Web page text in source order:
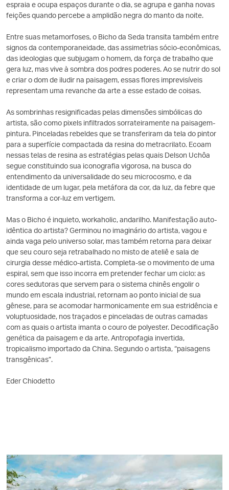
espraia e ocupa espaços durante o dia, se agrupa e ganha novas
feições quando percebe a amplidão negra do manto da noite.
Entre suas metamorfoses, o Bicho da Seda transita também entre
signos da contemporaneidade, das assimetrias sócio-econômicas,
das ideologias que subjugam o homem, da força de trabalho que
gera luz, mas vive à sombra dos podres poderes. Ao se nutrir do sol
e criar o dom de iludir na paisagem, essas flores imprevisíveis
representam uma revanche da arte a esse estado de coisas.
As sombrinhas resignificadas pelas dimensões simbólicas do
artista, são como pixels infiltrados sorrateiramente na paisagem-
pintura. Pinceladas rebeldes que se transferiram da tela do pintor
para a superfície compactada da resina do metracrilato. Ecoam
nessas telas de resina as estratégias pelas quais Delson Uchôa
segue constituindo sua iconografia vigorosa, na busca do
entendimento da universalidade do seu microcosmo, e da
identidade de um lugar, pela metáfora da cor, da luz, da febre que
transforma a cor-luz em vertigem.
Mas o Bicho é inquieto, workaholic, andarilho. Manifestação auto-
idêntica do artista? Germinou no imaginário do artista, vagou e
ainda vaga pelo universo solar, mas também retorna para deixar
que seu couro seja retrabalhado no misto de ateliê e sala de
cirurgia desse médico-artista. Completa-se o movimento de uma
espiral, sem que isso incorra em pretender fechar um ciclo: as
cores sedutoras que servem para o sistema chinês engolir o
mundo em escala industrial, retornam ao ponto inicial de sua
gênese, para se acomodar harmonicamente em sua estridência e
voluptuosidade, nos traçados e pinceladas de outras camadas
com as quais o artista imanta o couro de polyester. Decodificação
genética da paisagem e da arte. Antropofagia invertida,
tropicalismo importado da China. Segundo o artista, “paisagens
transgênicas”.
Eder Chiodetto